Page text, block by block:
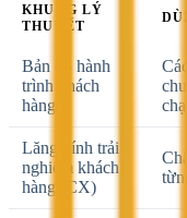
KHUNG LÝ
THUYẾT
Bản đồ hành
trình khách
hàng
Lăng kính trải
nghiệm khách
hàng (CX)